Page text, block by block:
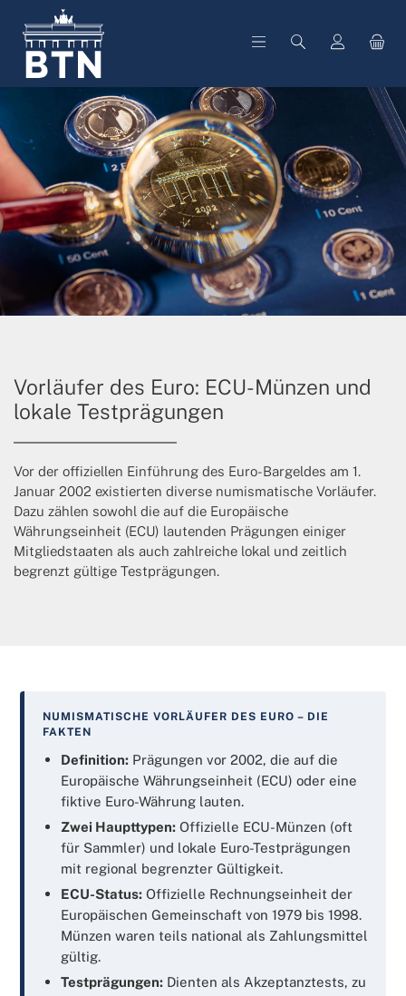
springen
Vorläufer des Euro: ECU-Münzen und
lokale Testprägungen
Vor der offiziellen Einführung des Euro-Bargeldes am 1.
Januar 2002 existierten diverse numismatische Vorläufer.
Dazu zählen sowohl die auf die Europäische
Währungseinheit (ECU) lautenden Prägungen einiger
Mitgliedstaaten als auch zahlreiche lokal und zeitlich
begrenzt gültige Testprägungen.
NUMISMATISCHE VORLÄUFER DES EURO – DIE
FAKTEN
Definition: Prägungen vor 2002, die auf die
Europäische Währungseinheit (ECU) oder eine
fiktive Euro-Währung lauten.
Zwei Haupttypen: Offizielle ECU-Münzen (oft
für Sammler) und lokale Euro-Testprägungen
mit regional begrenzter Gültigkeit.
ECU-Status: Offizielle Rechnungseinheit der
Europäischen Gemeinschaft von 1979 bis 1998.
Münzen waren teils national als Zahlungsmittel
gültig.
Testprägungen: Dienten als Akzeptanztests, zu